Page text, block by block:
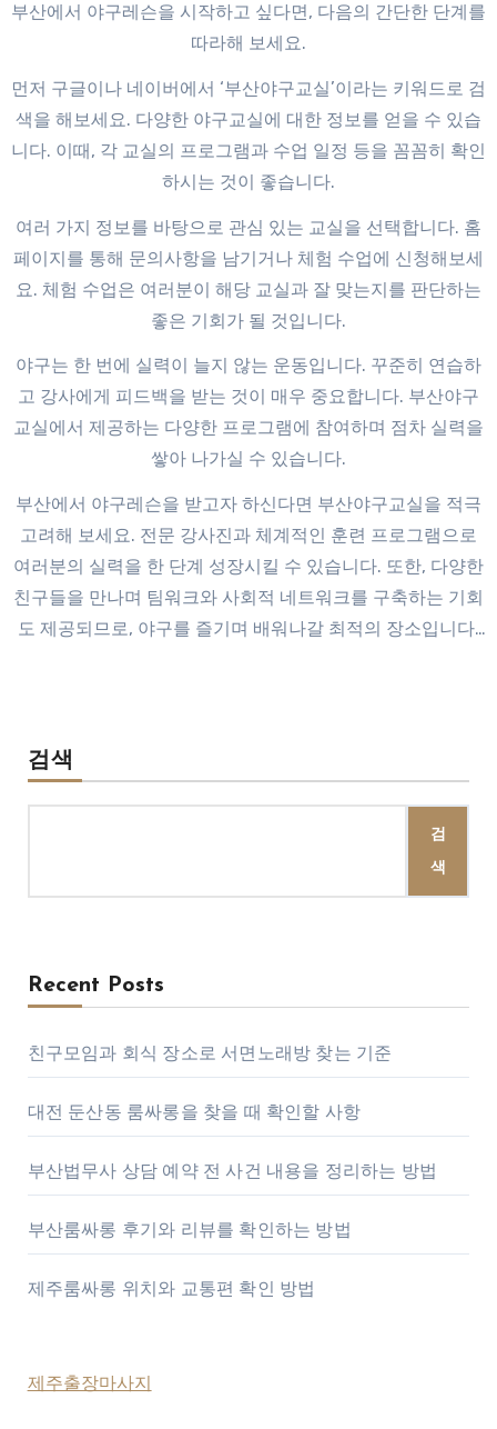
부산에서 야구레슨을 시작하고 싶다면, 다음의 간단한 단계를
따라해 보세요.
먼저 구글이나 네이버에서 ‘부산야구교실’이라는 키워드로 검
색을 해보세요. 다양한 야구교실에 대한 정보를 얻을 수 있습
니다. 이때, 각 교실의 프로그램과 수업 일정 등을 꼼꼼히 확인
하시는 것이 좋습니다.
여러 가지 정보를 바탕으로 관심 있는 교실을 선택합니다. 홈
페이지를 통해 문의사항을 남기거나 체험 수업에 신청해보세
요. 체험 수업은 여러분이 해당 교실과 잘 맞는지를 판단하는
좋은 기회가 될 것입니다.
야구는 한 번에 실력이 늘지 않는 운동입니다. 꾸준히 연습하
고 강사에게 피드백을 받는 것이 매우 중요합니다. 부산야구
교실에서 제공하는 다양한 프로그램에 참여하며 점차 실력을
쌓아 나가실 수 있습니다.
부산에서 야구레슨을 받고자 하신다면 부산야구교실을 적극
고려해 보세요. 전문 강사진과 체계적인 훈련 프로그램으로
여러분의 실력을 한 단계 성장시킬 수 있습니다. 또한, 다양한
친구들을 만나며 팀워크와 사회적 네트워크를 구축하는 기회
도 제공되므로, 야구를 즐기며 배워나갈 최적의 장소입니다.
검색
검
색
Recent Posts
친구모임과 회식 장소로 서면노래방 찾는 기준
대전 둔산동 룸싸롱을 찾을 때 확인할 사항
부산법무사 상담 예약 전 사건 내용을 정리하는 방법
부산룸싸롱 후기와 리뷰를 확인하는 방법
제주룸싸롱 위치와 교통편 확인 방법
제주출장마사지